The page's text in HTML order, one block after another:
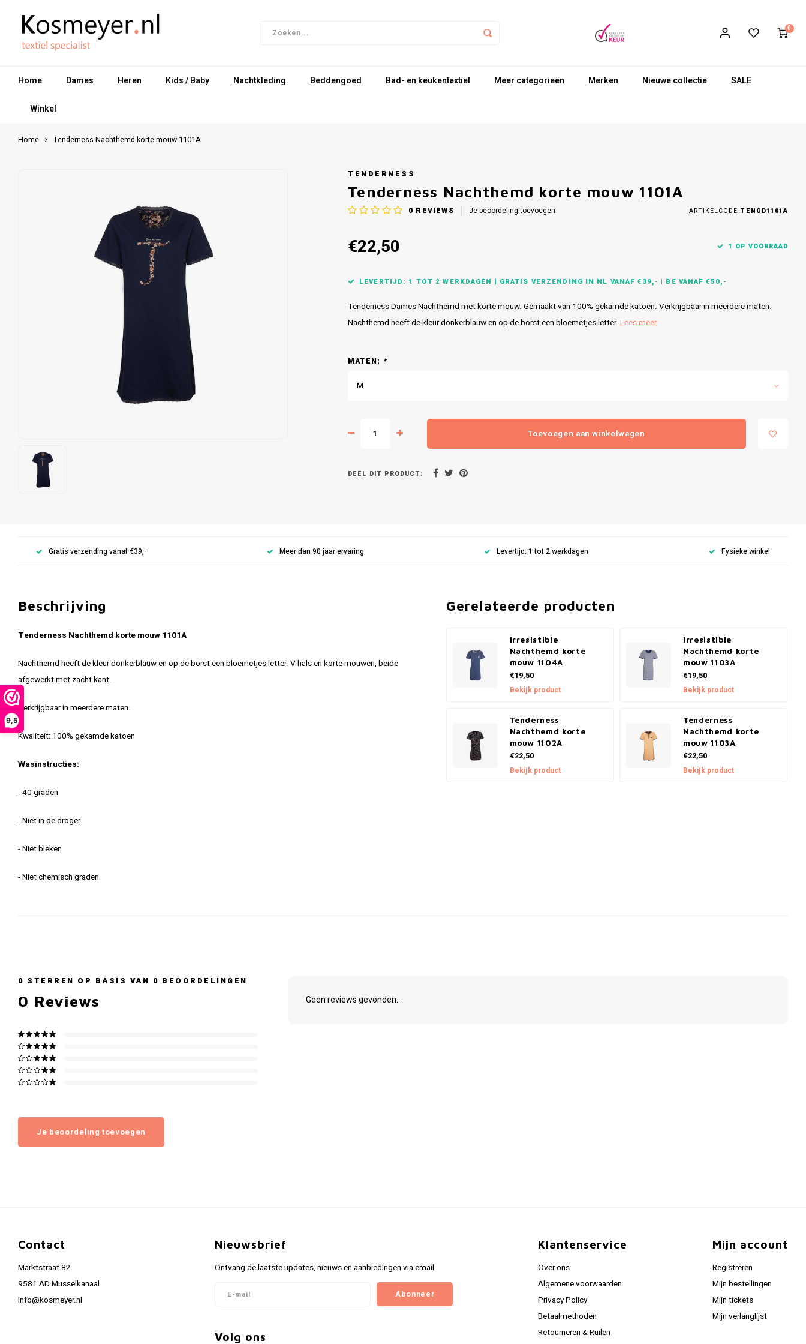
9,5
0
Home Dames Heren Kids / Baby Nachtkleding Beddengoed Bad- en keukentextiel Meer categorieën Merken Nieuwe collectie SALE
Winkel
Home Tenderness Nachthemd korte mouw 1101A
TENDERNESS
Tenderness Nachthemd korte mouw 1101A
0 REVIEWS Je beoordeling toevoegen ARTIKELCODE TENGD1101A
€22,50 1 OP VOORRAAD
LEVERTIJD: 1 TOT 2 WERKDAGEN | GRATIS VERZENDING IN NL VANAF €39,- | BE VANAF €50,-
Tenderness Dames Nachthemd met korte mouw. Gemaakt van 100% gekamde katoen. Verkrijgbaar in meerdere maten.
Nachthemd heeft de kleur donkerblauw en op de borst een bloemetjes letter. Lees meer
MATEN: *
M
Toevoegen aan winkelwagen
DEEL DIT PRODUCT:
Gratis verzending vanaf €39,- Meer dan 90 jaar ervaring Levertijd: 1 tot 2 werkdagen Fysieke winkel
Beschrijving
Tenderness Nachthemd korte mouw 1101A
Nachthemd heeft de kleur donkerblauw en op de borst een bloemetjes letter. V-hals en korte mouwen, beide
afgewerkt met zacht kant.
Verkrijgbaar in meerdere maten.
Kwaliteit: 100% gekamde katoen
Wasinstructies:
- 40 graden
- Niet in de droger
- Niet bleken
- Niet chemisch graden
Gerelateerde producten
Irresistible
Nachthemd korte
mouw 1104A
€19,50
Bekijk product
Irresistible
Nachthemd korte
mouw 1103A
€19,50
Bekijk product
Tenderness
Nachthemd korte
mouw 1102A
€22,50
Bekijk product
Tenderness
Nachthemd korte
mouw 1103A
€22,50
Bekijk product
0 STERREN OP BASIS VAN 0 BEOORDELINGEN
0 Reviews
Je beoordeling toevoegen
Geen reviews gevonden...
Contact
Marktstraat 82
9581 AD Musselkanaal
info@kosmeyer.nl
Nieuwsbrief
Ontvang de laatste updates, nieuws en aanbiedingen via email
Abonneer
Volg ons
Klantenservice
Over ons
Algemene voorwaarden
Privacy Policy
Betaalmethoden
Retourneren & Ruilen
Mijn account
Registreren
Mijn bestellingen
Mijn tickets
Mijn verlanglijst